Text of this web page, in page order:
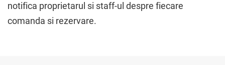
notifica proprietarul si staff-ul despre fiecare
comanda si rezervare.